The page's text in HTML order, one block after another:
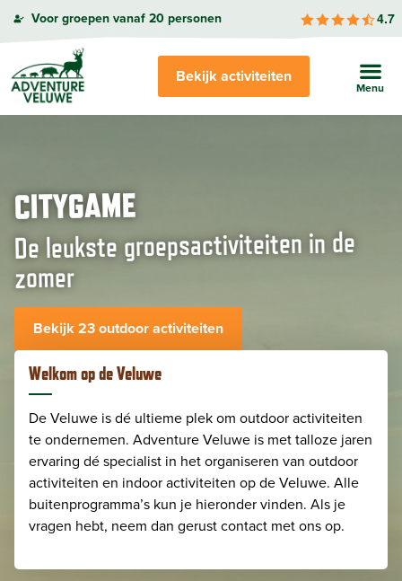
Voor groepen vanaf 20 personen 4.7
Bekijk activiteiten
CITYGAME
De leukste groepsactiviteiten in de
zomer
Bekijk 23 outdoor activiteiten
Welkom op de Veluwe
De Veluwe is dé ultieme plek om outdoor activiteiten
te ondernemen. Adventure Veluwe is met talloze jaren
ervaring dé specialist in het organiseren van outdoor
activiteiten en indoor activiteiten op de Veluwe. Alle
buitenprogramma’s kun je hieronder vinden. Als je
vragen hebt, neem dan gerust contact met ons op.